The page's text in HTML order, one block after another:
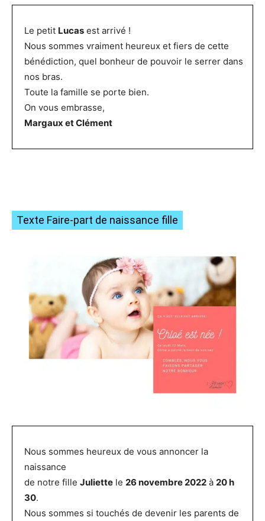
Le petit Lucas est arrivé !
Nous sommes vraiment heureux et fiers de cette
bénédiction, quel bonheur de pouvoir le serrer dans
nos bras.
Toute la famille se porte bien.
On vous embrasse,
Margaux et Clément
Texte Faire-part de naissance fille
Nous sommes heureux de vous annoncer la
naissance
de notre fille Juliette le 26 novembre 2022 à 20 h
30.
Nous sommes si touchés de devenir les parents de